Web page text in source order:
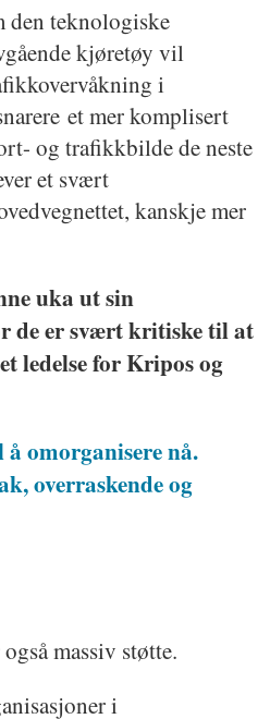
den teknologiske
kjøretøy vil
i
et mer komplisert
og trafikkbilde de neste
et svært
kanskje mer
uka ut sin
de er svært kritiske til at
ledelse for Kripos og
å omorganisere nå.
overraskende og
massiv støtte.
i